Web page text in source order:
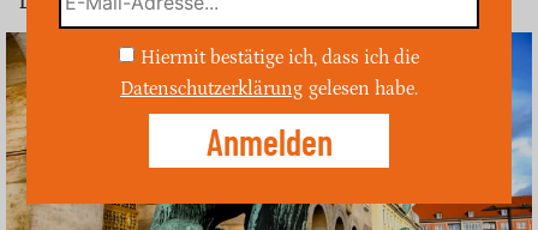
Hiermit bestätige ich, dass ich die
Datenschutzerklärung gelesen habe.